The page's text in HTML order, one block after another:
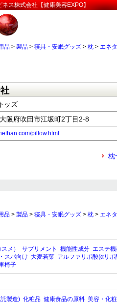
ス株式会社【健康美容EXPO】
品 > 製品 > 寝具・安眠グッズ > 枕 > エネ
ッズ
阪府吹田市江坂町2丁目2-8
pillow.html
枕
品 > 製品 > 寝具・安眠グッズ > 枕 > エネ
メ） サプリメント 機能性成分 エステ
スパ向け 大麦若葉 アルファリポ酸(αリポ
椅子
製造) 化粧品 健康食品の原料 美容・化